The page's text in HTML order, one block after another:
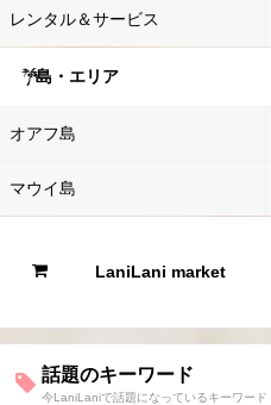
レンタル＆サービス
島・エリア
オアフ島
マウイ島
LaniLani market
話題のキーワード
今LaniLaniで話題になっているキーワード